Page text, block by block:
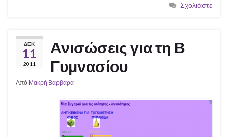
Σχολιάστε
ΔΕΚ
11
2011
Ανισώσεις για τη Β
Γυμνασίου
Από Μακρή Βαρβάρα